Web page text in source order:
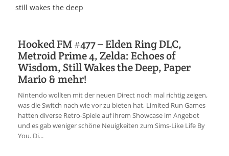
Impressum
Jobs
Discord
still wakes the deep
Hooked FM #477 – Elden Ring DLC,
Metroid Prime 4, Zelda: Echoes of
Wisdom, Still Wakes the Deep, Paper
Mario & mehr!
Nintendo wollten mit der neuen Direct noch mal richtig zeigen,
was die Switch nach wie vor zu bieten hat, Limited Run Games
hatten diverse Retro-Spiele auf ihrem Showcase im Angebot
und es gab weniger schöne Neuigkeiten zum Sims-Like Life By
You. Di...